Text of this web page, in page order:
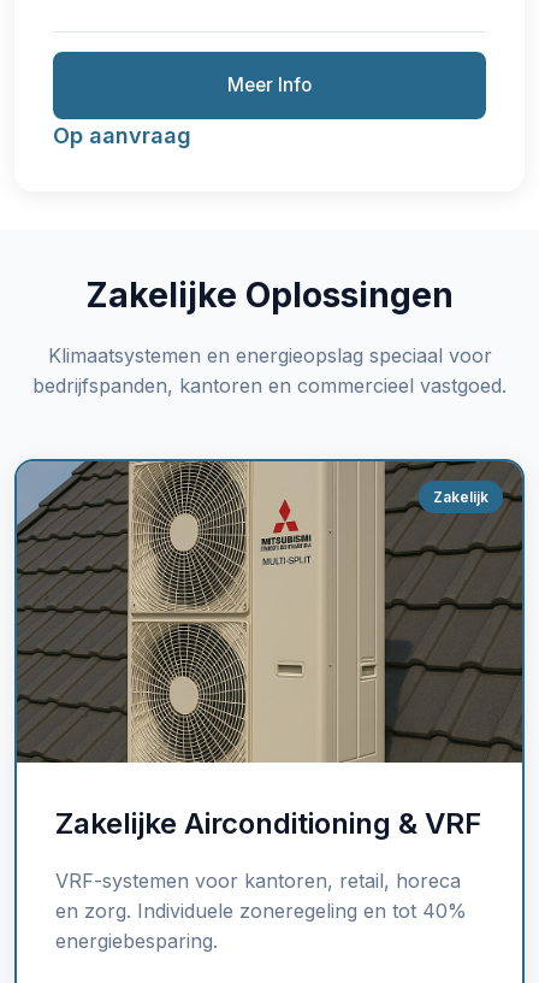
Meer Info
Op aanvraag
Zakelijke Oplossingen
Klimaatsystemen en energieopslag speciaal voor
bedrijfspanden, kantoren en commercieel vastgoed.
Zakelijk
Zakelijke Airconditioning & VRF
VRF-systemen voor kantoren, retail, horeca
en zorg. Individuele zoneregeling en tot 40%
energiebesparing.